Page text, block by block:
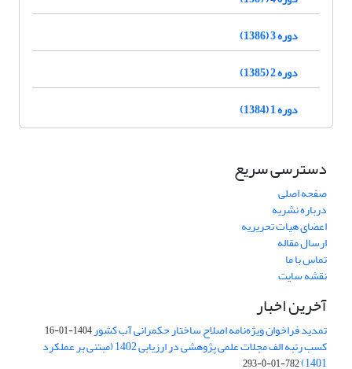
دوره 3 (1386)
دوره 2 (1385)
دوره 1 (1384)
دسترسی سریع
صفحه اصلی
درباره نشریه
اعضای هیات تحریریه
ارسال مقاله
تماس با ما
نقشه سایت
آخرین اخبار
تمدید فراخوان ویژه‌نامه اصلاح ساختار حکمرانی آب کشور1404-01-16
کسب رتبه الف مجلات علمی پژوهشی در ارزیابی 1402 (مبتنی بر عملکرد
1401)
782-01-0-293